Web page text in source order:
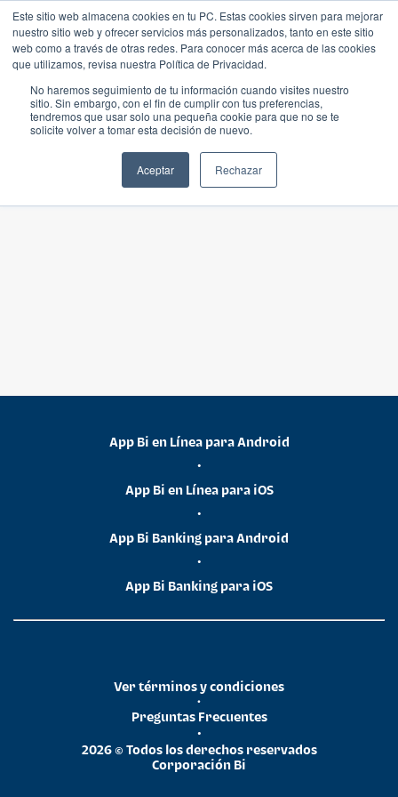
Este sitio web almacena cookies en tu PC. Estas cookies sirven para mejorar
nuestro sitio web y ofrecer servicios más personalizados, tanto en este sitio
web como a través de otras redes. Para conocer más acerca de las cookies
que utilizamos, revisa nuestra Política de Privacidad.
No haremos seguimiento de tu información cuando visites nuestro
sitio. Sin embargo, con el fin de cumplir con tus preferencias,
tendremos que usar solo una pequeña cookie para que no se te
solicite volver a tomar esta decisión de nuevo.
Aceptar Rechazar
App Bi en Línea para Android
•
App Bi en Línea para iOS
•
App Bi Banking para Android
•
App Bi Banking para iOS
2026 © Todos los derechos reservados
Corporación Bi
•
Preguntas Frecuentes
•
Ver términos y condiciones